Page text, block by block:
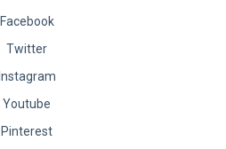
Facebook
Twitter
Instagram
Youtube
Pinterest